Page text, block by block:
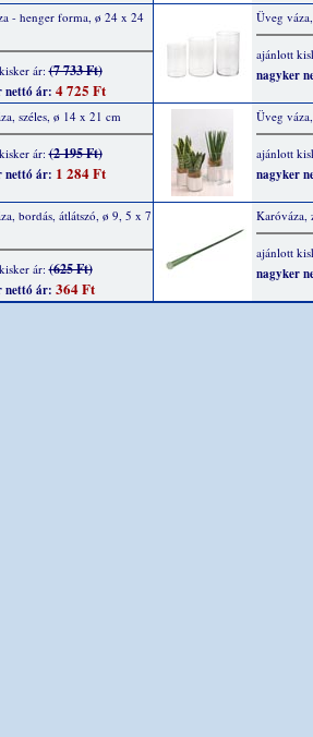
- henger forma, ø 24 x 24
ár:(7 733 Ft)
nettó ár: 4 725 Ft
Üveg
ajánlott
nagyker
széles, ø 14 x 21 cm
ár:(2 195 Ft)
nettó ár: 1 284 Ft
Üveg
ajánlott
nagyker
bordás, átlátszó, ø 9, 5 x 7
ár:(625 Ft)
nettó ár: 364 Ft
Karóváza,
ajánlott
nagyker